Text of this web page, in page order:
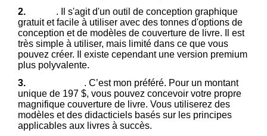
2.
. Il s'agit d'un outil de conception graphique
gratuit et facile à utiliser avec des tonnes d'options de
conception et de modèles de couverture de livre. Il est
très simple à utiliser, mais limité dans ce que vous
pouvez créer. Il existe cependant une version premium
plus polyvalente.
3.
. C’est mon préféré. Pour un montant
unique de 197 $, vous pouvez concevoir votre propre
magnifique couverture de livre. Vous utiliserez des
modèles et des didacticiels basés sur les principes
applicables aux livres à succès.